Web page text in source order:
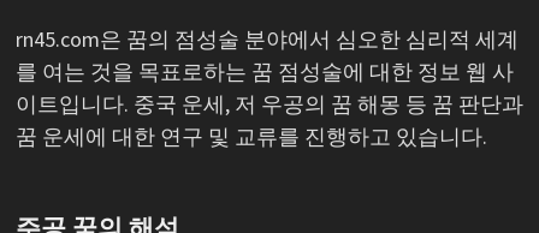
rn45.com은 꿈의 점성술 분야에서 심오한 심리적 세계
를 여는 것을 목표로하는 꿈 점성술에 대한 정보 웹 사
이트입니다. 중국 운세, 저 우공의 꿈 해몽 등 꿈 판단과
꿈 운세에 대한 연구 및 교류를 진행하고 있습니다.